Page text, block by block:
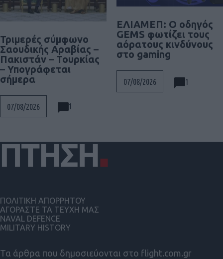
Τριμερές σύμφωνο
Σαουδικής Αραβίας –
Πακιστάν – Τουρκίας
– Υπογράφεται
σήμερα
07/08/2026 1
ΕΛΙΑΜΕΠ: Ο οδηγός
GEMS φωτίζει τους
αόρατους κινδύνους
στο gaming
07/08/2026 1
Τα άρθρα που δημοσιεύονται στο flight.com.gr
ΠΟΛΙΤΙΚΗ ΑΠΟΡΡΗΤΟΥ
ΑΓΟΡΑΣΤΕ ΤΑ ΤΕΥΧΗ ΜΑΣ
NAVAL DEFENCE
MILITARY HISTORY